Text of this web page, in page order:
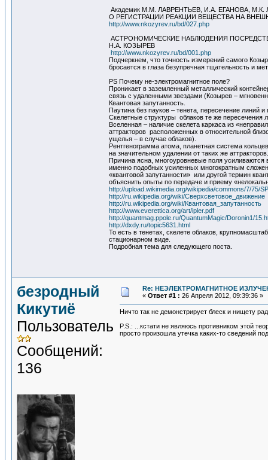
Академик М.М. ЛАВРЕНТЬЕВ, И.А. ЕГАНОВА,
О РЕГИСТРАЦИИ РЕАКЦИИ ВЕЩЕСТВА НА
http://www.nkozyrev.ru/bd/027.php
АСТРОНОМИЧЕСКИЕ НАБЛЮДЕНИЯ
Н.А. КОЗЫРЕВ
http://www.nkozyrev.ru/bd/001.php
Подчеркнем, что точность измерений самого
бросается в глаза безупречная тщательность и
PS Почему не-электромагнитное поле?
Проникает в заземленный металлический
связь с удаленными звездами (Козырев –
Квантовая запутанность.
Паутина без пауков – тенета, пересечение линий и
Скелетные структуры облаков те же пересечения
Вселенная – наличие скелета каркаса из
аттракторов расположенных в относительной
ущелья – в случае облаков).
Рентгенограмма атома, планетная система
на значительном удалении от таких же аттракторов.
Причина ясна, многоуровневые поля усиливаются
именно подобных усиленных многократным
«квантовой запутанности» или другой термин
объяснить опыты по передаче и приему
http://upload.wikimedia.org/wikipedia/commons/7/75/
http://ru.wikipedia.org/wiki/Сверхсветовое_движение
http://ru.wikipedia.org/wiki/Квантовая_запутанность
http://www.everettica.org/art/ipler.pdf
http://quantmag.ppole.ru/QuantumMagic/Doronin1/
http://dxdy.ru/topic5631.html
То есть в тенетах, скелете облаков,
стационарном виде.
Подробная тема для следующего поста.
безродный
Кикутиё
Пользователь
Сообщений:
136
Re: НЕЭЛЕКТРОМАГНИТНОЕ
« Ответ #1 : 26 Апреля 2012, 09:39:36 »
Ничто так не демонстрирует блеск и нищету
P.S.: ...кстати не являюсь противником этой
просто произошла утечка каких-то сведений